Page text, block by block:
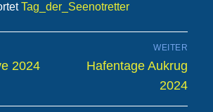
Tag_der_Seenotretter
2024
WEITER
Nächster
Hafentage Aukrug
2024